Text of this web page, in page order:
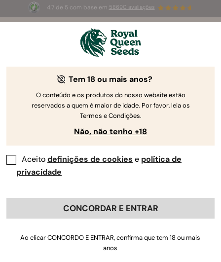
4.7 de 5 com base em 58690 avaliações
Summer Sales: até 50%
de desconto! ⏤
Tem 18 ou mais anos?
O conteúdo e os produtos do nosso website estão
reservados a quem é maior de idade. Por favor, leia os
Termos e Condições.
Não, não tenho +18
Aceitodefinições de cookies e política de
privacidade
CONCORDAR E ENTRAR
Ao clicar CONCORDO E ENTRAR, confirma que tem 18 ou mais
anos